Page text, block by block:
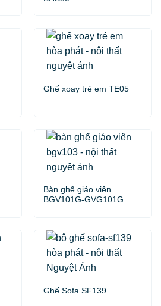
Ghế xoay trẻ em TE05
Bàn ghế giáo viên
BGV101G-GVG101G
Ghế Sofa SF139